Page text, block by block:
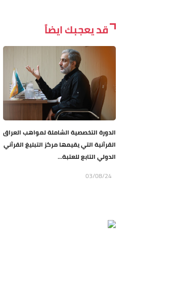
قد يعجبك ايضاً
الدورة التخصصية الشاملة لمواهب العراق
القرآنية التي يقيمها مركز التبليغ القرآني
الدولي التابع للعتبة...
03/08/24